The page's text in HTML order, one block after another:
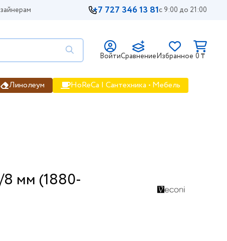
+7 727 346 13 81с 9:00 до 21:00
ВойтиСравнениеИзбранное 0 ₸
Линолеум HoReCa | Сантехника • Мебель
8 мм (1880-